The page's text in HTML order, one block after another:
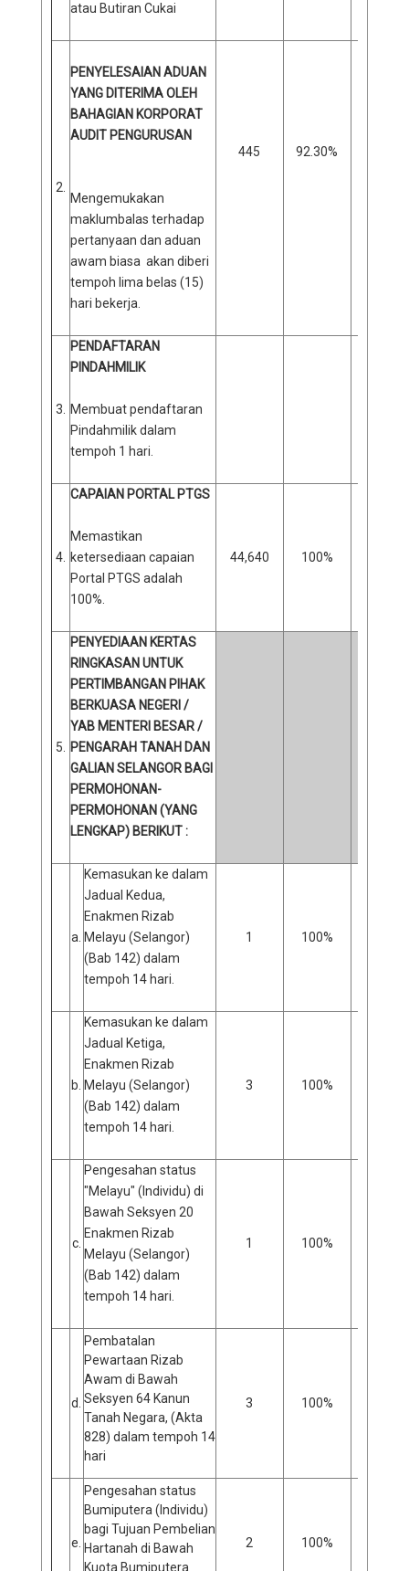
atau Butiran Cukai
2.
PENYELESAIAN ADUAN
YANG DITERIMA OLEH
BAHAGIAN KORPORAT
AUDIT PENGURUSAN
Mengemukakan
maklumbalas terhadap
pertanyaan dan aduan
awam biasa akan diberi
tempoh lima belas (15)
hari bekerja.
445 92.30%
3.
PENDAFTARAN
PINDAHMILIK
Membuat pendaftaran
Pindahmilik dalam
tempoh 1 hari.
4.
CAPAIAN PORTAL PTGS
Memastikan
ketersediaan capaian
Portal PTGS adalah
100%.
44,640 100%
5.
PENYEDIAAN KERTAS
RINGKASAN UNTUK
PERTIMBANGAN PIHAK
BERKUASA NEGERI /
YAB MENTERI BESAR /
PENGARAH TANAH DAN
GALIAN SELANGOR BAGI
PERMOHONAN-
PERMOHONAN (YANG
LENGKAP) BERIKUT :
a.
Kemasukan ke dalam
Jadual Kedua,
Enakmen Rizab
Melayu (Selangor)
(Bab 142) dalam
tempoh 14 hari.
1 100%
b.
Kemasukan ke dalam
Jadual Ketiga,
Enakmen Rizab
Melayu (Selangor)
(Bab 142) dalam
tempoh 14 hari.
3 100%
c.
Pengesahan status
"Melayu" (Individu) di
Bawah Seksyen 20
Enakmen Rizab
Melayu (Selangor)
(Bab 142) dalam
tempoh 14 hari.
1 100%
d.
Pembatalan
Pewartaan Rizab
Awam di Bawah
Seksyen 64 Kanun
Tanah Negara, (Akta
828) dalam tempoh 14
hari
3 100%
e.
Pengesahan status
Bumiputera (Individu)
bagi Tujuan Pembelian
Hartanah di Bawah
Kuota Bumiputera
2 100%